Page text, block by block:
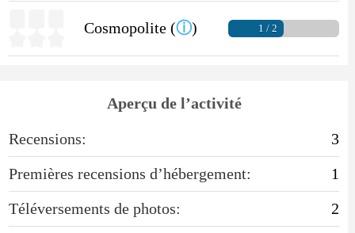
Cosmopolite (ⓘ) 1 / 2
Aperçu de l’activité
Recensions:
3
Premières recensions d’hébergement:
1
Téléversements de photos:
2